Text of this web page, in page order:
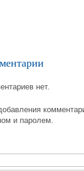
нет.
и паролем.